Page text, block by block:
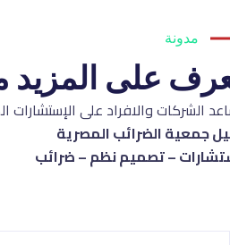
مدونة
على المزيد
الشركات والافراد على الإستشارات
جمعية الضرائب المصرية
– تصميم نظم – ضرائب